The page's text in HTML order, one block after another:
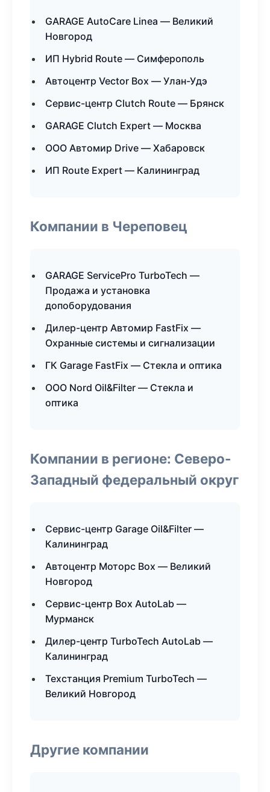
GARAGE AutoCare Linea — Великий
Новгород
ИП Hybrid Route — Симферополь
Автоцентр Vector Box — Улан-Удэ
Сервис-центр Clutch Route — Брянск
GARAGE Clutch Expert — Москва
ООО Автомир Drive — Хабаровск
ИП Route Expert — Калининград
Компании в Череповец
GARAGE ServicePro TurboTech —
Продажа и установка
допоборудования
Дилер-центр Автомир FastFix —
Охранные системы и сигнализации
ГК Garage FastFix — Стекла и оптика
ООО Nord Oil&Filter — Стекла и
оптика
Компании в регионе: Северо-
Западный федеральный округ
Сервис-центр Garage Oil&Filter —
Калининград
Автоцентр Моторс Box — Великий
Новгород
Сервис-центр Box AutoLab —
Мурманск
Дилер-центр TurboTech AutoLab —
Калининград
Техстанция Premium TurboTech —
Великий Новгород
Другие компании